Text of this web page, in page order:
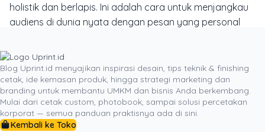
holistik dan berlapis. Ini adalah cara untuk menjangkau
audiens di dunia nyata dengan pesan yang personal
ke dalam alur konversi digital yang telah Anda siapkan.
Di saat semua orang berlari ke arah yang sama di jalur
digital, terkadang mengambil jalan memutar melalui
media fisik justru bisa membuat Anda tiba di garis finis
lebih cepat. Berhentilah melihat flyersebagai alat yang
terpisah, dan mulailah merancangnya sebagai langkah
Blog Uprint.id menyajikan inspirasi desain, tips teknik & finishing
cetak, ide kemasan produk, hingga strategi marketing dan
branding untuk membantu UMKM dan bisnis Anda berkembang.
Mulai dari cetak custom, photobook, sampai solusi percetakan
korporat — semua panduan praktisnya ada di sini.
Kembali ke Toko